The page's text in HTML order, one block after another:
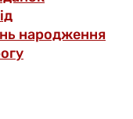
народження